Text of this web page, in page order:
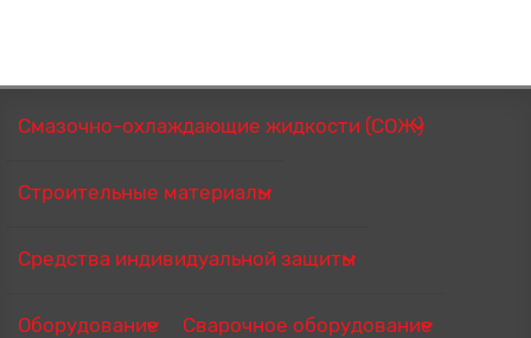
Смазочно-охлаждающие жидкости (СОЖ)
Строительные материалы
Средства индивидуальной защиты
Оборудование Сварочное оборудование